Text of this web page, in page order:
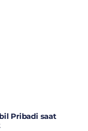
Pribadi saat